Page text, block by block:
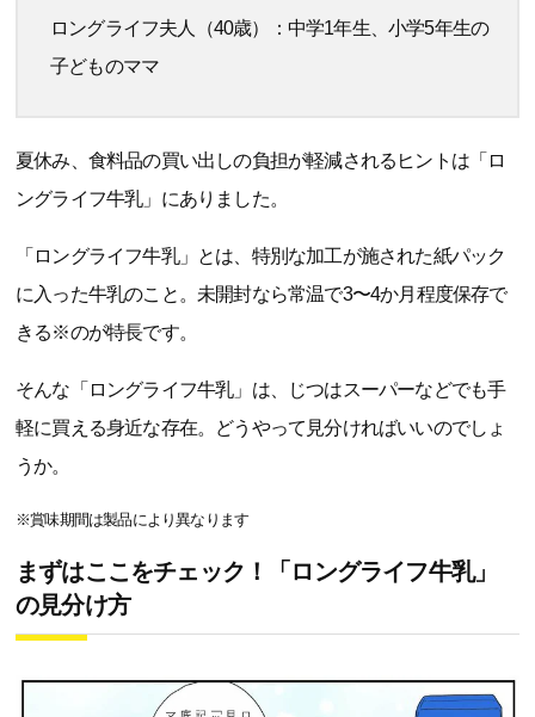
ロングライフ夫人（40歳）：中学1年生、小学5年生の
子どものママ
夏休み、食料品の買い出しの負担が軽減されるヒントは「ロ
ングライフ牛乳」にありました。
「ロングライフ牛乳」とは、特別な加工が施された紙パック
に入った牛乳のこと。未開封なら常温で3〜4か月程度保存で
きる※のが特長です。
そんな「ロングライフ牛乳」は、じつはスーパーなどでも手
軽に買える身近な存在。どうやって見分ければいいのでしょ
うか。
※賞味期間は製品により異なります
まずはここをチェック！「ロングライフ牛乳」
の見分け方